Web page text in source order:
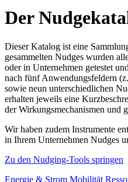
Der
Dieser Katalog ist eine
gesammelten Nudges wurden
oder in Unternehmen getestet
nach fünf Anwendungsfeldern
sowie neun unterschiedlichen
erhalten jeweils eine
der Wirkungsmechanismen und
Wir haben zudem Instrumente
in Ihrem Unternehmen Nudges
Zu den Nudging-Tools springen
Energie & Strom Mobilität